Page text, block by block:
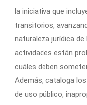
la iniciativa que
transitorios,
naturaleza jurídica de
actividades están
cuáles deben
Además, cataloga
de uso público,